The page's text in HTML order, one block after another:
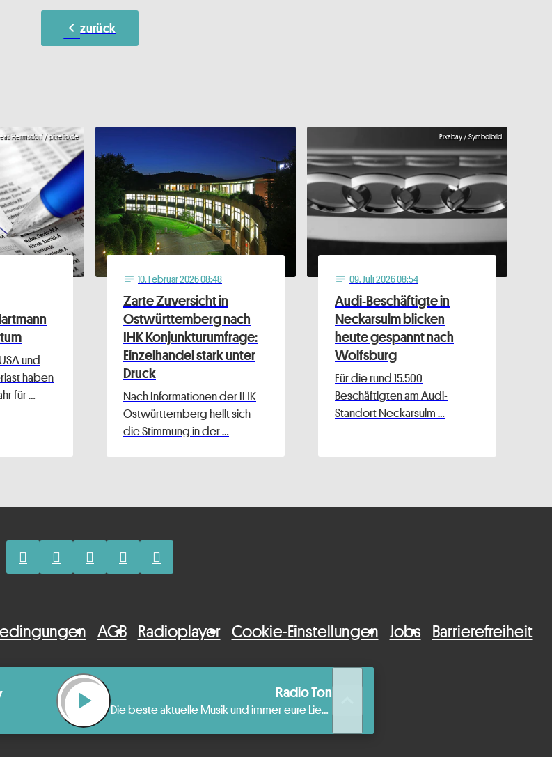
chevron_leftzurück
Hermsdorf / pixelio.de
und
haben
für …
notes 10. Februar 2026 08:48
Zarte Zuversicht in
Ostwürttemberg nach
IHK Konjunkturumfrage:
Einzelhandel stark unter
Druck
Nach Informationen der IHK
Ostwürttemberg hellt sich
die Stimmung in der …
Pixabay / Symbolbild
notes 09. Juli 2026 08:54
Audi-Beschäftigte in
Neckarsulm blicken
heute gespannt nach
Wolfsburg
Für die rund 15.500
Beschäftigten am Audi-
Standort Neckarsulm …
AGB Radioplayer Cookie-Einstellungen Jobs Barrierefreiheit
play_arrow Radio Ton
Die beste aktuelle Musik und immer eure Lieblingshits.